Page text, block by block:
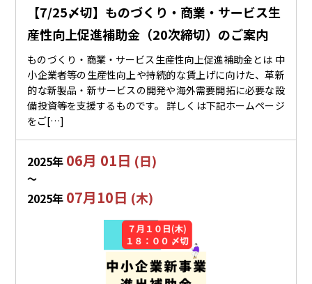
【7/25〆切】ものづくり・商業・サービス生
産性向上促進補助金（20次締切）のご案内
ものづくり・商業・サービス生産性向上促進補助金とは 中
小企業者等の生産性向上や持続的な賃上げに向けた、革新
的な新製品・新サービスの開発や海外需要開拓に必要な設
備投資等を支援するものです。 詳しくは下記ホームページ
をご[…]
2025年 06月 01日 (日)
〜
2025年 07月10日 (木)